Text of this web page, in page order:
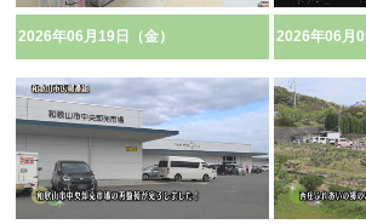
2026年06月19日（金） 2026年06月